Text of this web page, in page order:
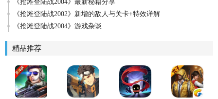
《抢滩登陆战2004》最新秘籍分享
《抢滩登陆战2002》新增的敌人与关卡+特效详解
《抢滩登陆战2004》游戏杂谈
精品推荐